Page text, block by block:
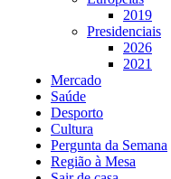
2019
Presidenciais
2026
2021
Mercado
Saúde
Desporto
Cultura
Pergunta da Semana
Região à Mesa